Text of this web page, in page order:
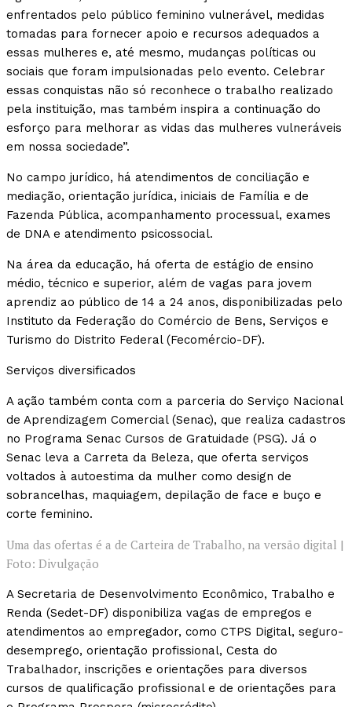
enfrentados pelo público feminino vulnerável, medidas
tomadas para fornecer apoio e recursos adequados a
essas mulheres e, até mesmo, mudanças políticas ou
sociais que foram impulsionadas pelo evento. Celebrar
essas conquistas não só reconhece o trabalho realizado
pela instituição, mas também inspira a continuação do
esforço para melhorar as vidas das mulheres vulneráveis
em nossa sociedade”.
No campo jurídico, há atendimentos de conciliação e
mediação, orientação jurídica, iniciais de Família e de
Fazenda Pública, acompanhamento processual, exames
de DNA e atendimento psicossocial.
Na área da educação, há oferta de estágio de ensino
médio, técnico e superior, além de vagas para jovem
aprendiz ao público de 14 a 24 anos, disponibilizadas pelo
Instituto da Federação do Comércio de Bens, Serviços e
Turismo do Distrito Federal (Fecomércio-DF).
Serviços diversificados
A ação também conta com a parceria do Serviço Nacional
de Aprendizagem Comercial (Senac), que realiza cadastros
no Programa Senac Cursos de Gratuidade (PSG). Já o
Senac leva a Carreta da Beleza, que oferta serviços
voltados à autoestima da mulher como design de
sobrancelhas, maquiagem, depilação de face e buço e
corte feminino.
Uma das ofertas é a de Carteira de Trabalho, na versão digital |
Foto: Divulgação
A Secretaria de Desenvolvimento Econômico, Trabalho e
Renda (Sedet-DF) disponibiliza vagas de empregos e
atendimentos ao empregador, como CTPS Digital, seguro-
desemprego, orientação profissional, Cesta do
Trabalhador, inscrições e orientações para diversos
cursos de qualificação profissional e de orientações para